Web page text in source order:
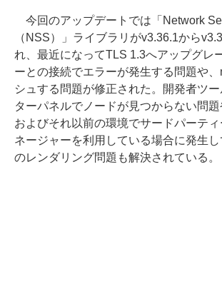
今回のアップデートでは「Network
（NSS）」ライブラリがv3.36.1から
れ、最近になってTLS 1.3へアップグレ
ーとの接続でエラーが発生する問題や
シュする問題が修正された。開発者ツ
ターパネルでノードが見つからない問
およびそれ以前の環境でサードパーテ
ネージャーを利用している場合に発生し
のレンダリング問題も解決されている。